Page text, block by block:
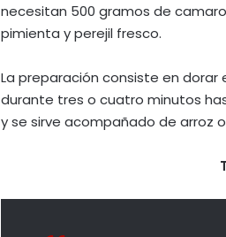
necesitan 500 gramos de
pimienta y perejil fresco.
La preparación consiste en
durante tres o cuatro minutos
y se sirve acompañado de arroz